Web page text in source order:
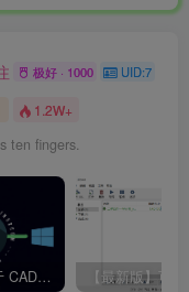
极好 · 1000 UID:7
1.2W+
ten fingers.
PyRx ：适用于 CAD 二次开发的 Python